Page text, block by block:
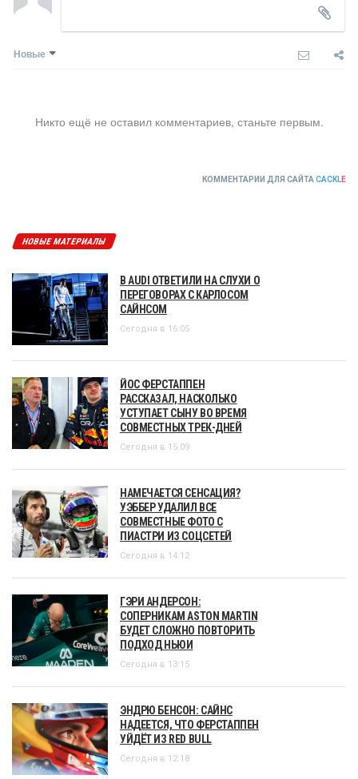
Новые
Никто ещё не оставил комментариев, станьте первым.
КОММЕНТАРИИ ДЛЯ САЙТА CACKLE
НОВЫЕ МАТЕРИАЛЫ
В AUDI ОТВЕТИЛИ НА СЛУХИ О
ПЕРЕГОВОРАХ С КАРЛОСОМ
САЙНСОМ
Сегодня в 16:05
ЙОС ФЕРСТАППЕН
РАССКАЗАЛ, НАСКОЛЬКО
УСТУПАЕТ СЫНУ ВО ВРЕМЯ
СОВМЕСТНЫХ ТРЕК-ДНЕЙ
Сегодня в 15:09
НАМЕЧАЕТСЯ СЕНСАЦИЯ?
УЭББЕР УДАЛИЛ ВСЕ
СОВМЕСТНЫЕ ФОТО С
ПИАСТРИ ИЗ СОЦСЕТЕЙ
Сегодня в 14:12
ГЭРИ АНДЕРСОН:
СОПЕРНИКАМ ASTON MARTIN
БУДЕТ СЛОЖНО ПОВТОРИТЬ
ПОДХОД НЬЮИ
Сегодня в 13:15
ЭНДРЮ БЕНСОН: САЙНС
НАДЕЕТСЯ, ЧТО ФЕРСТАППЕН
УЙДЁТ ИЗ RED BULL
Сегодня в 12:18